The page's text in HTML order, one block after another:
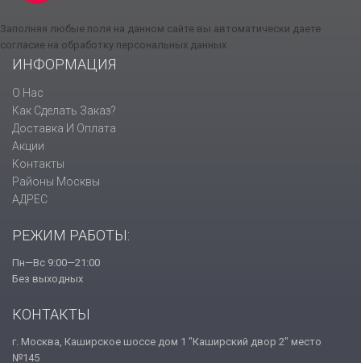
Заполняя любые поля на данном сайте вы автоматически даете
согласие на обработку персональных данных
ИНФОРМАЦИЯ
О Нас
Как Сделать Заказ?
Доставка И Оплата
Акции
Контакты
Районы Москвы
АДРЕС
РЕЖИМ РАБОТЫ:
Пн—Вс 9:00—21:00
Без выходных
КОНТАКТЫ
г. Москва, Каширское шоссе дом 1 "Каширский двор 2" место
№145